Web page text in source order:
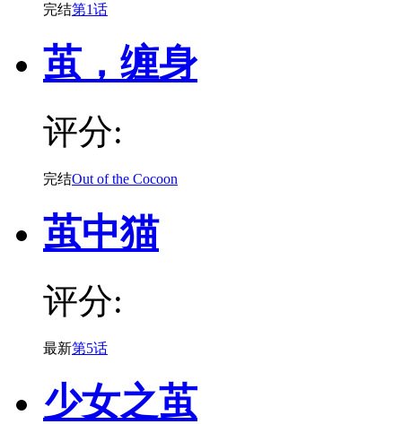
完结第1话
茧，缠身
评分:
完结Out of the Cocoon
茧中猫
评分:
最新第5话
少女之茧